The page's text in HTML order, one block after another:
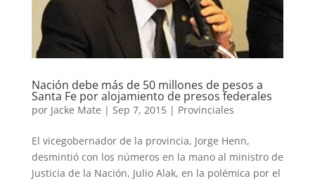
Nación debe más de 50 millones de pesos a
Santa Fe por alojamiento de presos federales
por Jacke Mate | Sep 7, 2015| Provinciales
El vicegobernador de la provincia, Jorge Henn,
desmintió con los números en la mano al ministro de
Justicia de la Nación, Julio Alak, en la polémica por el